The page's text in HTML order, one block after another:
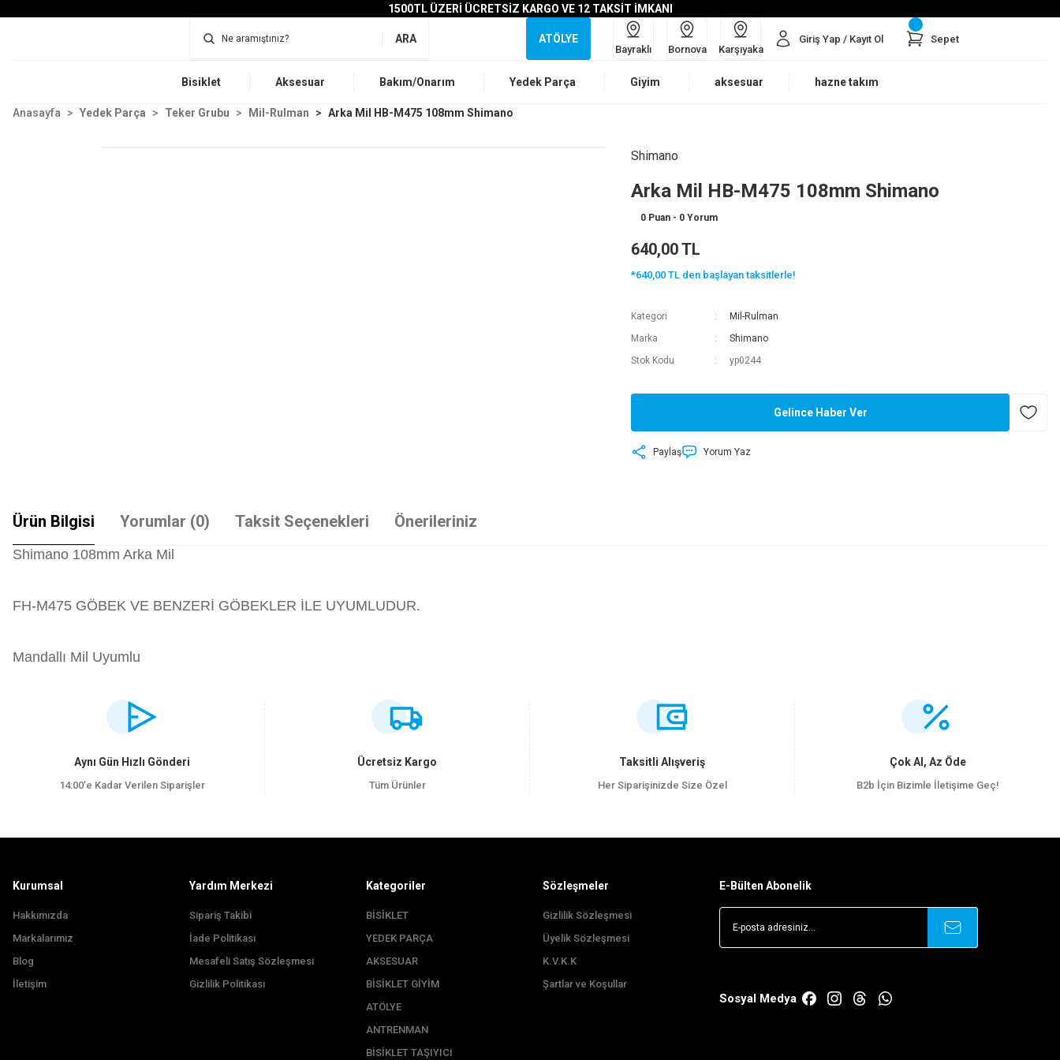
1500TL ÜZERİ ÜCRETSİZ KARGO VE 12 TAKSİT İMKANI
ARA ATÖLYE
Bayraklı Bornova Karşıyaka
Giriş Yap / Kayıt Ol Sepet
Bisiklet Aksesuar Bakım/Onarım Yedek Parça Giyim aksesuar hazne takım
Anasayfa Yedek Parça Teker Grubu Mil-Rulman Arka Mil HB-M475 108mm Shimano
Shimano
Arka Mil HB-M475 108mm Shimano
0 Puan - 0 Yorum
640,00 TL
*640,00 TL den başlayan taksitlerle!
Kategori
Mil-Rulman
Marka
Shimano
Stok Kodu
yp0244
Gelince Haber Ver
Paylaş Yorum Yaz
Ürün Bilgisi Yorumlar (0) Taksit Seçenekleri Önerileriniz
Shimano 108mm Arka Mil
FH-M475 GÖBEK VE BENZERİ GÖBEKLER İLE UYUMLUDUR.
Mandallı Mil Uyumlu
Görüş ve önerileriniz için teşekkür ederiz.
Ürün açıklamasında eksik bilgiler bulunuyor.
Ürün bilgilerinde hatalar bulunuyor.
Aynı Gün Hızlı Gönderi
14:00’e Kadar Verilen Siparişler
Ücretsiz Kargo
Tüm Ürünler
Taksitli Alışveriş
Her Siparişinizde Size Özel
Çok Al, Az Öde
B2b İçin Bizimle İletişime Geç!
Kurumsal
Hakkımızda
Markalarımız
Blog
İletişim
Yardım Merkezi
Sipariş Takibi
İade Politikası
Mesafeli Satış Sözleşmesi
Gizlilik Politikası
Kategoriler
BİSİKLET
YEDEK PARÇA
AKSESUAR
BİSİKLET GİYİM
ATÖLYE
ANTRENMAN
BİSİKLET TAŞIYICI
Sözleşmeler
Gizlilik Sözleşmesi
Üyelik Sözleşmesi
K.V.K.K
Şartlar ve Koşullar
E-Bülten Abonelik
Sosyal Medya